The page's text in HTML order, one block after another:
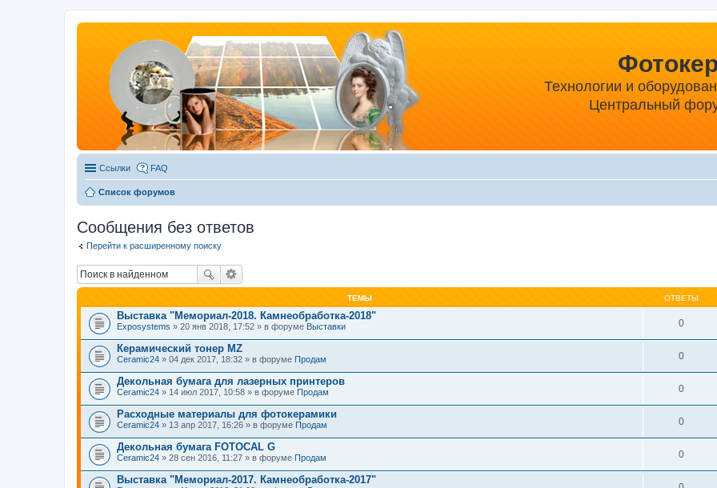
Технологии и
Центральный
Ссылки FAQ
Список форумов
Сообщения без ответов
Перейти к расширенному поиску
ТЕМЫ ОТВЕТЫ
Выставка "Мемориал-2018. Камнеобработка-2018"
Exposystems » 20 янв 2018, 17:52 » в форуме Выставки 0
Керамический тонер MZ
Ceramic24 » 04 дек 2017, 18:32 » в форуме Продам 0
Декольная бумага для лазерных принтеров
Ceramic24 » 14 июл 2017, 10:58 » в форуме Продам 0
Расходные материалы для фотокерамики
Ceramic24 » 13 апр 2017, 16:26 » в форуме Продам 0
Декольная бумага FOTOCAL G
Ceramic24 » 28 сен 2016, 11:27 » в форуме Продам 0
Выставка "Мемориал-2017. Камнеобработка-2017"